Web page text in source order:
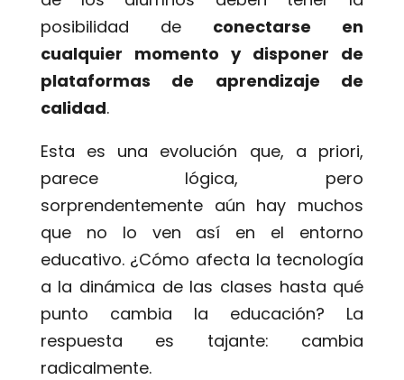
posibilidad de conectarse en
cualquier momento y disponer de
plataformas de aprendizaje de
calidad.
Esta es una evolución que, a priori,
parece lógica, pero
sorprendentemente aún hay muchos
que no lo ven así en el entorno
educativo. ¿Cómo afecta la tecnología
a la dinámica de las clases hasta qué
punto cambia la educación? La
respuesta es tajante: cambia
radicalmente.